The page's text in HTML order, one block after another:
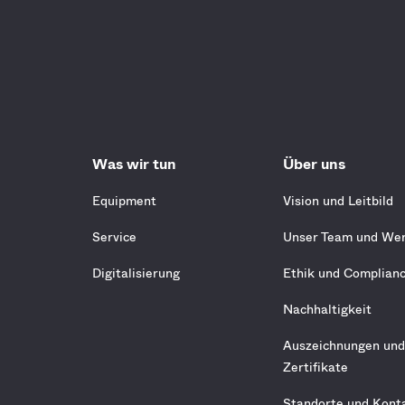
Was wir tun
Equipment
Service
Digitalisierung
Über uns
Vision und Leitbild
Unser Team und
Ethik und
Nachhaltigkeit
Auszeichnungen und
Zertifikate